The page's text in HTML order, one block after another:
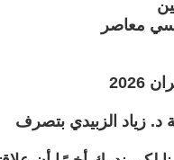
معاصر
د. زياد الزبيدي بتصرف